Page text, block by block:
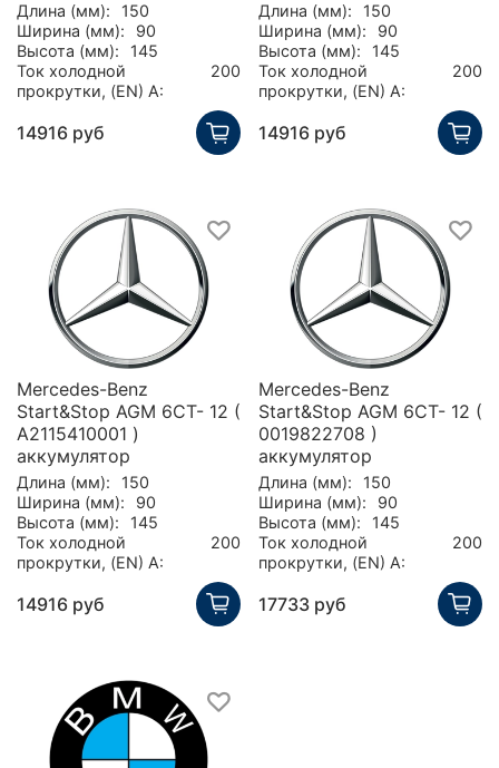
Длина (мм):
150
Ширина (мм):
90
Высота (мм):
145
Ток холодной
прокрутки, (EN) А:
200
14916 руб
Длина (мм):
150
Ширина (мм):
90
Высота (мм):
145
Ток холодной
прокрутки, (EN) А:
200
14916 руб
Mercedes-Benz
Start&Stop AGM 6СТ- 12 (
A2115410001 )
аккумулятор
Длина (мм):
150
Ширина (мм):
90
Высота (мм):
145
Ток холодной
прокрутки, (EN) А:
200
14916 руб
Mercedes-Benz
Start&Stop AGM 6СТ- 12 (
0019822708 )
аккумулятор
Длина (мм):
150
Ширина (мм):
90
Высота (мм):
145
Ток холодной
прокрутки, (EN) А:
200
17733 руб